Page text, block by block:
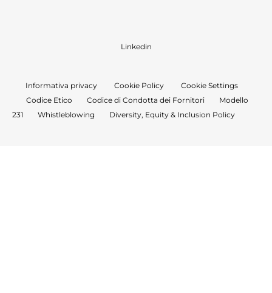
Informativa privacy Cookie Policy
Cookie Settings
Codice Etico
Codice di Condotta dei Fornitori
Modello
231
Whistleblowing Diversity, Equity & Inclusion Policy
Linkedin